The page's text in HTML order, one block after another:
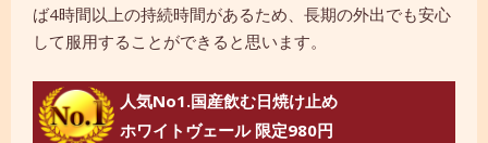
ば4時間以上の持続時間があるため、長期の外出でも安心
して服用することができると思います。
人気No1.国産飲む日焼け止め
ホワイトヴェール 限定980円